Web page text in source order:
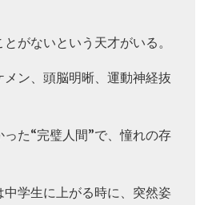
がないという天才がいる。
メン、頭脳明晰、運動神経抜
た“完璧人間”で、憧れの存
中学生に上がる時に、突然姿